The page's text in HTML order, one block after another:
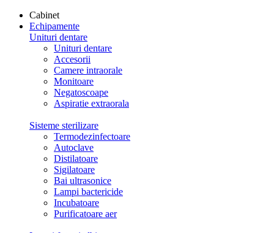
Cabinet
Echipamente
Unituri dentare
Unituri dentare
Accesorii
Camere intraorale
Monitoare
Negatoscoape
Aspiratie extraorala
Sisteme sterilizare
Termodezinfectoare
Autoclave
Distilatoare
Sigilatoare
Bai ultrasonice
Lampi bactericide
Incubatoare
Purificatoare aer